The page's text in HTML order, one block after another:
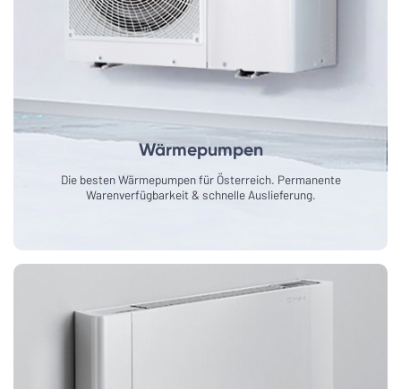
Wärmepumpen
Die besten Wärmepumpen für Österreich. Permanente
Warenverfügbarkeit & schnelle Auslieferung.